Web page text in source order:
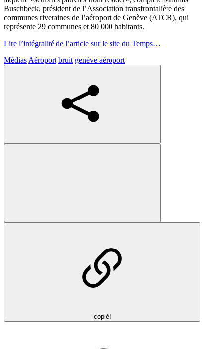
Buschbeck, président de l’Association transfrontalière des
communes riveraines de l’aéroport de Genève (ATCR), qui
représente 29 communes et 80 000 habitants.
Lire l’intégralité de l’article sur le site du Temps…
MédiasAéroport bruit genève aéroport
copié!